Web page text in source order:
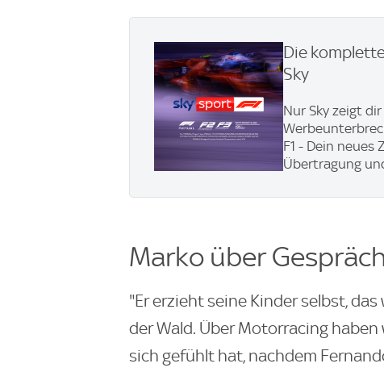
Die
Sky
Nur Sky zeigt
F1 - Dein
Übertragung
Marko über
"Er erzieht seine Kinder selbst,
der Wald. Über Motorracing
sich gefühlt hat, nachdem